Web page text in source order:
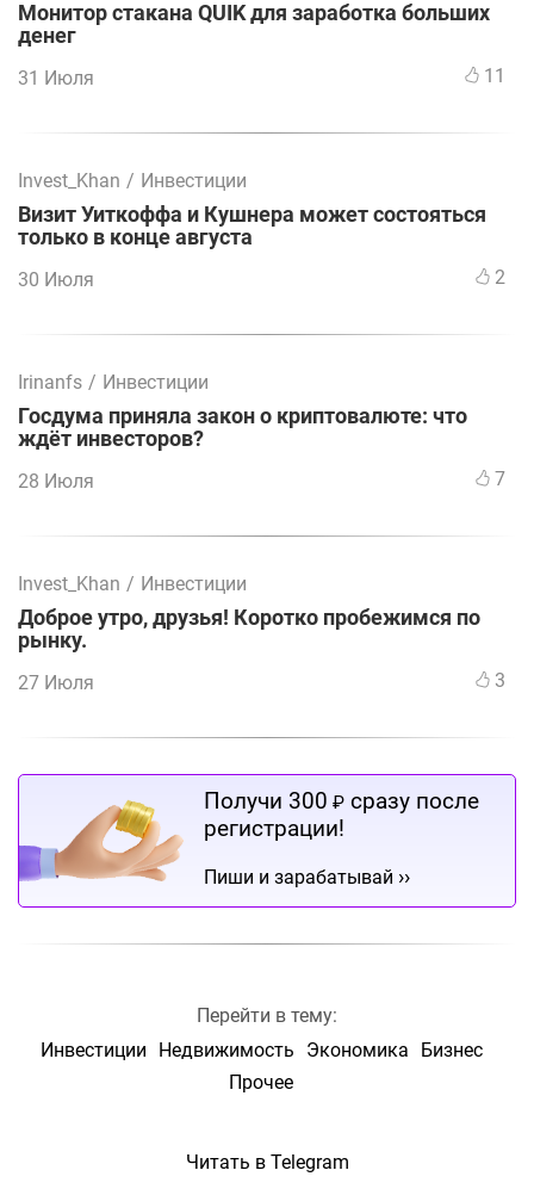
Монитор стакана QUIK для заработка больших
денег
31 Июля 11
Invest_Khan / Инвестиции
Визит Уиткоффа и Кушнера может состояться
только в конце августа
30 Июля 2
Irinanfs / Инвестиции
Госдума приняла закон о криптовалюте: что
ждёт инвесторов?
28 Июля 7
Invest_Khan / Инвестиции
Доброе утро, друзья! Коротко пробежимся по
рынку.
27 Июля 3
Получи 300 ₽ сразу после
регистрации!
Пиши и зарабатывай ››
Перейти в тему:
Инвестиции
Недвижимость Экономика
Бизнес
Прочее
Читать в Telegram